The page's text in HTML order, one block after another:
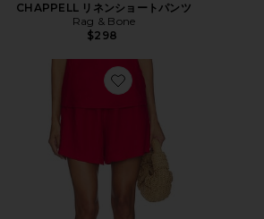
CHAPPELL リネンショートパンツ
Rag & Bone
$298
Favorite リネンショートパンツ